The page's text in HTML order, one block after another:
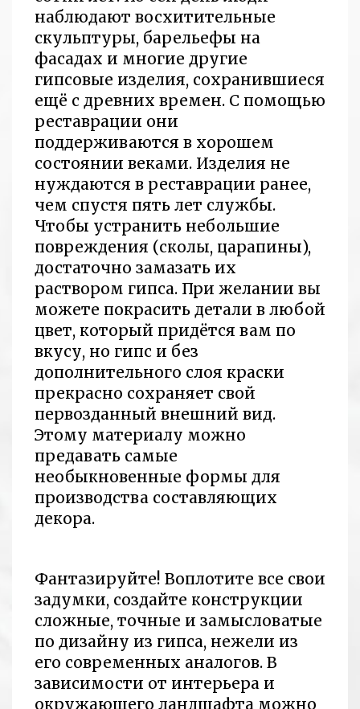
наблюдают восхитительные
скульптуры, барельефы на
фасадах и многие другие
гипсовые изделия, сохранившиеся
ещё с древних времен. С помощью
реставрации они
поддерживаются в хорошем
состоянии веками. Изделия не
нуждаются в реставрации ранее,
чем спустя пять лет службы.
Чтобы устранить небольшие
повреждения (сколы, царапины),
достаточно замазать их
раствором гипса. При желании вы
можете покрасить детали в любой
цвет, который придётся вам по
вкусу, но гипс и без
дополнительного слоя краски
прекрасно сохраняет свой
первозданный внешний вид.
Этому материалу можно
предавать самые
необыкновенные формы для
производства составляющих
декора.
Фантазируйте! Воплотите все свои
задумки, создайте конструкции
сложные, точные и замысловатые
по дизайну из гипса, нежели из
его современных аналогов. В
зависимости от интерьера и
окружающего ландшафта можно